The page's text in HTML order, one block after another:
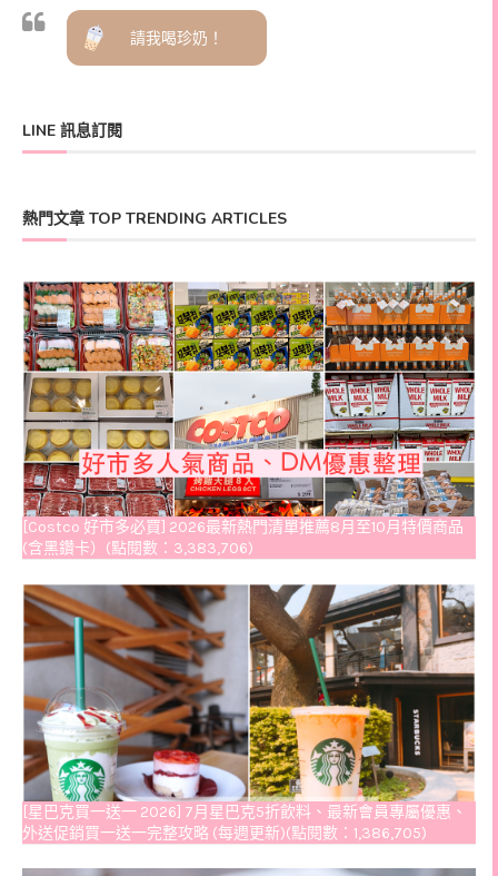
請我喝珍奶！
LINE 訊息訂閱
熱門文章 TOP TRENDING ARTICLES
[Costco 好市多必買] 2026最新熱門清單推薦8月至10月特價商品
(含黑鑽卡）(點閱數：3,383,706)
[星巴克買一送一 2026] 7月星巴克5折飲料、最新會員專屬優惠、
外送促銷買一送一完整攻略 (每週更新)(點閱數：1,386,705)